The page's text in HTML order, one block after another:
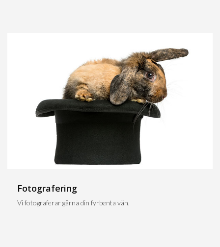
Fotografering
Vi fotograferar gärna din fyrbenta vän.